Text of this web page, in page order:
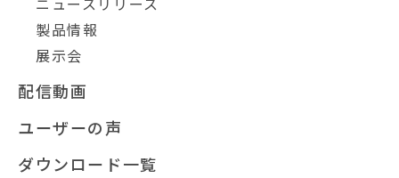
製品情報
展示会
配信動画
ユーザーの声
ダウンロード一覧